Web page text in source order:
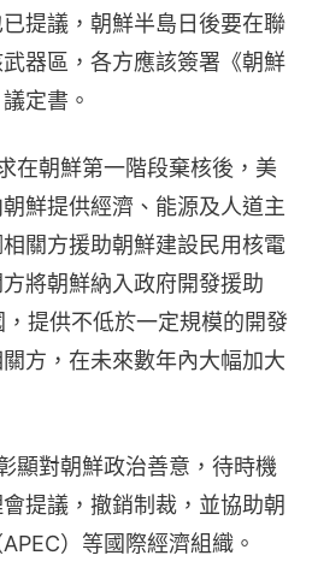
提議，朝鮮半島日後要在聯
器區，各方應該簽署《朝鮮
定書。
在朝鮮第一階段棄核後，美
鮮提供經濟、能源及人道主
關方援助朝鮮建設民用核電
將朝鮮納入政府開發援助
，提供不低於一定規模的開發
方，在未來數年內大幅加大
顯對朝鮮政治善意，待時機
提議，撤銷制裁，並協助朝
）等國際經濟組織。